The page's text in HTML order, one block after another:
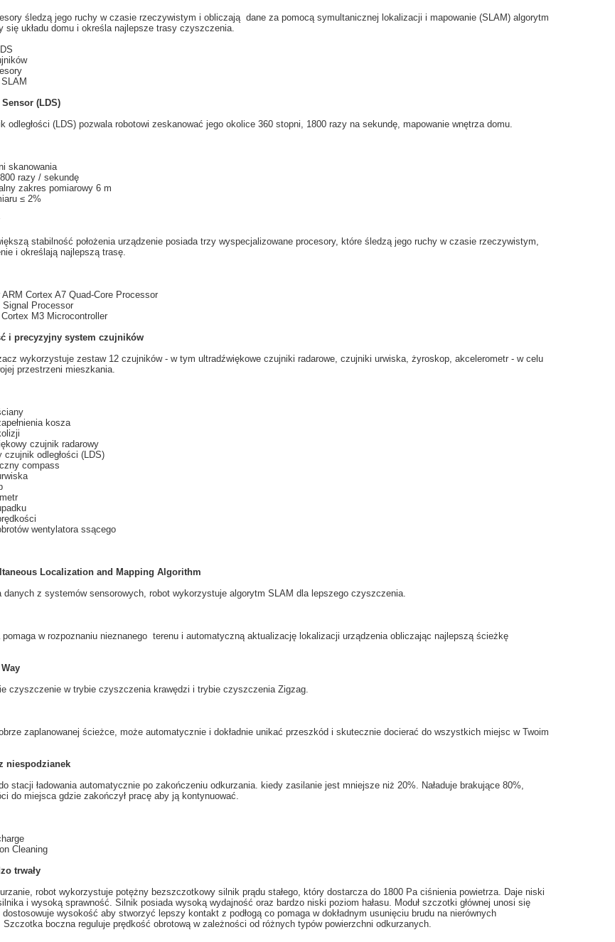
śledzą jego ruchy w czasie rzeczywistym i obliczają dane za pomocą symultanicznej lokalizacji i mapowanie (SLAM) algorytm
się układu domu i określa najlepsze trasy czyszczenia.
SLAM
(LDS)
odległości (LDS) pozwala robotowi zeskanować jego okolice 360 stopni, 1800 razy na sekundę, mapowanie wnętrza domu.
skanowania
razy / sekundę
zakres pomiarowy 6 m
≤ 2%
stabilność położeniaurządzenie posiada trzy wyspecjalizowane prоcesory, które śledzą jego ruchy w czasie rzeczywistym,
i określają najlepszą trasę.
ARM Cortex A7 Quad-Core Processor
Signal Processor
M3 Microcontroller
i precyzyjny system czujników
wykorzystuje zestaw 12 czujników - w tym ultradźwiękowe czujniki radarowe, czujniki urwiska, żyroskop, akcelerometr - w celu
przestrzeni mieszkania.
kosza
czujnik radarowy
czujnik odległości (LDS)
compass
wentylatora ssącego
Localization and Mapping Algorithm
danych z systemów sensorowych, robot wykorzystuje algorytm SLAM dla lepszego czyszczenia.
pomaga w rozpoznaniu nieznanego terenu i automatycznąaktualizację lokalizacji urządzenia obliczając najlepszą ścieżkę
czyszczenie w trybie czyszczenia krawędzi i trybie czyszczenia Zigzag.
zaplanowanej ścieżce, może automatycznie i dokładnie unikać przeszkód i skutecznie docierać do wszystkich miejsc w Twoim
niespodzianek
stacji ładowaniaautomatycznie po zakończeniu odkurzania. kiedy zasilanie jest mniejsze niż 20%. Naładuje brakujące 80%,
do miejsca gdzie zakończył pracę aby ją kontynuować.
Cleaning
trwały
, robot wykorzystuje potężny bezszczotkowy silnik prądu stałego, który dostarcza do 1800 Pa ciśnienia powietrza. Daje niski
i wysoką sprawność. Silnik posiada wysoką wydajność oraz bardzo niski poziom hałasu. Moduł szczotki głównej unosi się
wysokość aby stworzyć lepszy kontakt z podłogąco pomaga w dokładnym usunięciu brudu na nierównych
Szczotka boczna reguluje prędkość obrotową w zależności od różnych typów powierzchni odkurzanych.